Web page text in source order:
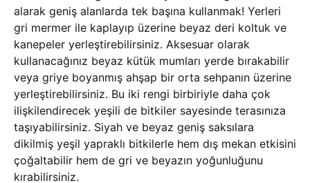
alarak geniş alanlarda tek başına kullanmak! Yerleri
gri mermer ile kaplayıp üzerine beyaz deri koltuk ve
kanepeler yerleştirebilirsiniz. Aksesuar olarak
kullanacağınız beyaz kütük mumları yerde bırakabilir
veya griye boyanmış ahşap bir orta sehpanın üzerine
yerleştirebilirsiniz. Bu iki rengi birbiriyle daha çok
ilişkilendirecek yeşili de bitkiler sayesinde terasınıza
taşıyabilirsiniz. Siyah ve beyaz geniş saksılara
dikilmiş yeşil yapraklı bitkilerle hem dış mekan etkisini
çoğaltabilir hem de gri ve beyazın yoğunluğunu
kırabilirsiniz.